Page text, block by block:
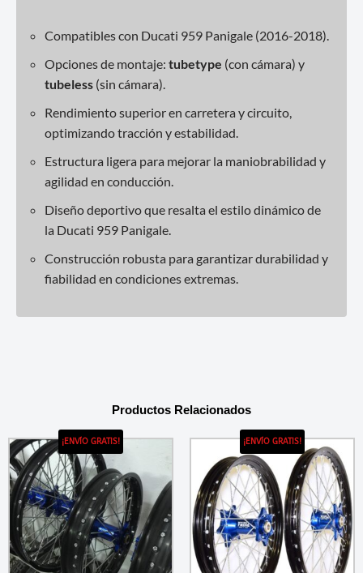
Compatibles con Ducati 959 Panigale (2016-2018).
Opciones de montaje: tubetype (con cámara) y
tubeless (sin cámara).
Rendimiento superior en carretera y circuito,
optimizando tracción y estabilidad.
Estructura ligera para mejorar la maniobrabilidad y
agilidad en conducción.
Diseño deportivo que resalta el estilo dinámico de
la Ducati 959 Panigale.
Construcción robusta para garantizar durabilidad y
fiabilidad en condiciones extremas.
Productos Relacionados
¡ENVÍO GRATIS! ¡ENVÍO GRATIS!